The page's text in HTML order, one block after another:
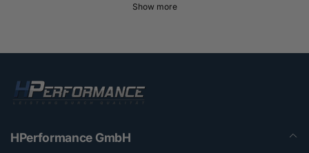
Show more
HPerformance GmbH